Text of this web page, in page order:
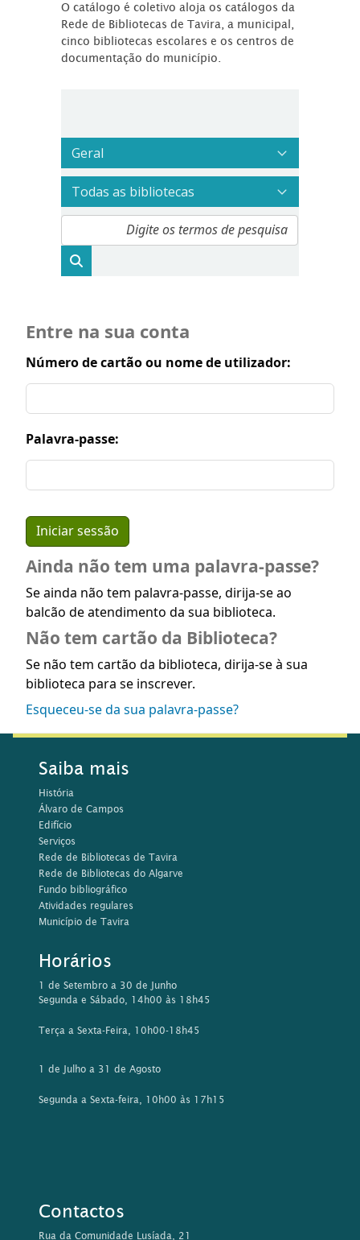
O catálogo é coletivo aloja os catálogos da
Rede de Bibliotecas de Tavira, a municipal,
cinco bibliotecas escolares e os centros de
documentação do município.
Entre na sua conta
Número de cartão ou nome de utilizador:
Palavra-passe:
Ainda não tem uma palavra-passe?
Se ainda não tem palavra-passe, dirija-se ao
balcão de atendimento da sua biblioteca.
Não tem cartão da Biblioteca?
Se não tem cartão da biblioteca, dirija-se à sua
biblioteca para se inscrever.
Esqueceu-se da sua palavra-passe?
Saiba mais
História
Álvaro de Campos
Edifício
Serviços
Rede de Bibliotecas de Tavira
Rede de Bibliotecas do Algarve
Fundo bibliográfico
Atividades regulares
Município de Tavira
Horários
1 de Setembro a 30 de Junho
Segunda e Sábado, 14h00 às 18h45
Terça a Sexta-Feira, 10h00-18h45
1 de Julho a 31 de Agosto
Segunda a Sexta-feira, 10h00 às 17h15
Contactos
Rua da Comunidade Lusíada, 21